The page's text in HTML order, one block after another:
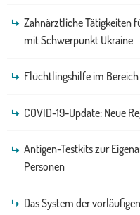
Zahnärztliche Tätigkeiten
mit Schwerpunkt Ukraine
Flüchtlingshilfe im
COVID-19-Update: Neue
Antigen-Testkits zur
Personen
Das System der